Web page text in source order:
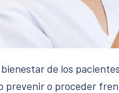
de los
prevenir o proceder